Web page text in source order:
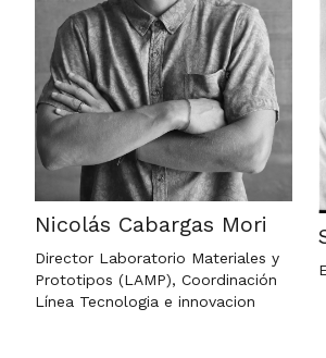
Nicolás Cabargas Mori
Director Laboratorio Materiales y
Prototipos (LAMP), Coordinación
Línea Tecnologia e innovacion